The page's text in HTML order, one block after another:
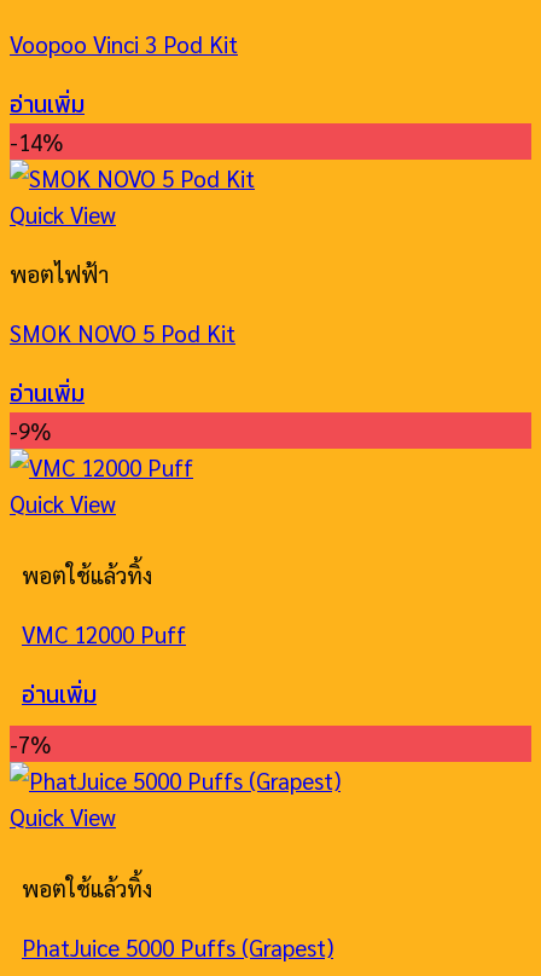
Voopoo Vinci 3 Pod Kit
อ่านเพิ่ม
-14%
Quick View
พอตไฟฟ้า
SMOK NOVO 5 Pod Kit
อ่านเพิ่ม
-9%
Quick View
พอตใช้แล้วทิ้ง
VMC 12000 Puff
อ่านเพิ่ม
-7%
Quick View
พอตใช้แล้วทิ้ง
PhatJuice 5000 Puffs (Grapest)